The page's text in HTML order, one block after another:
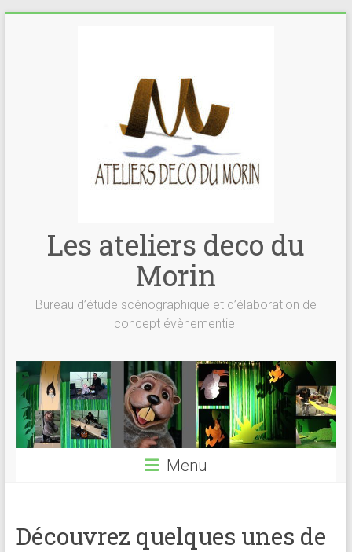
Les ateliers deco du
Morin
Bureau d’étude scénographique et d’élaboration de
concept évènementiel
Menu
Découvrez quelques unes de